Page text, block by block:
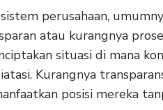
perusahaan,
atau kurangnya
situasi di mana
Kurangnya
posisi mereka